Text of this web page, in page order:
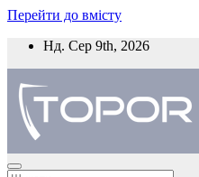
Перейти до вмісту
Нд. Сер 9th, 2026